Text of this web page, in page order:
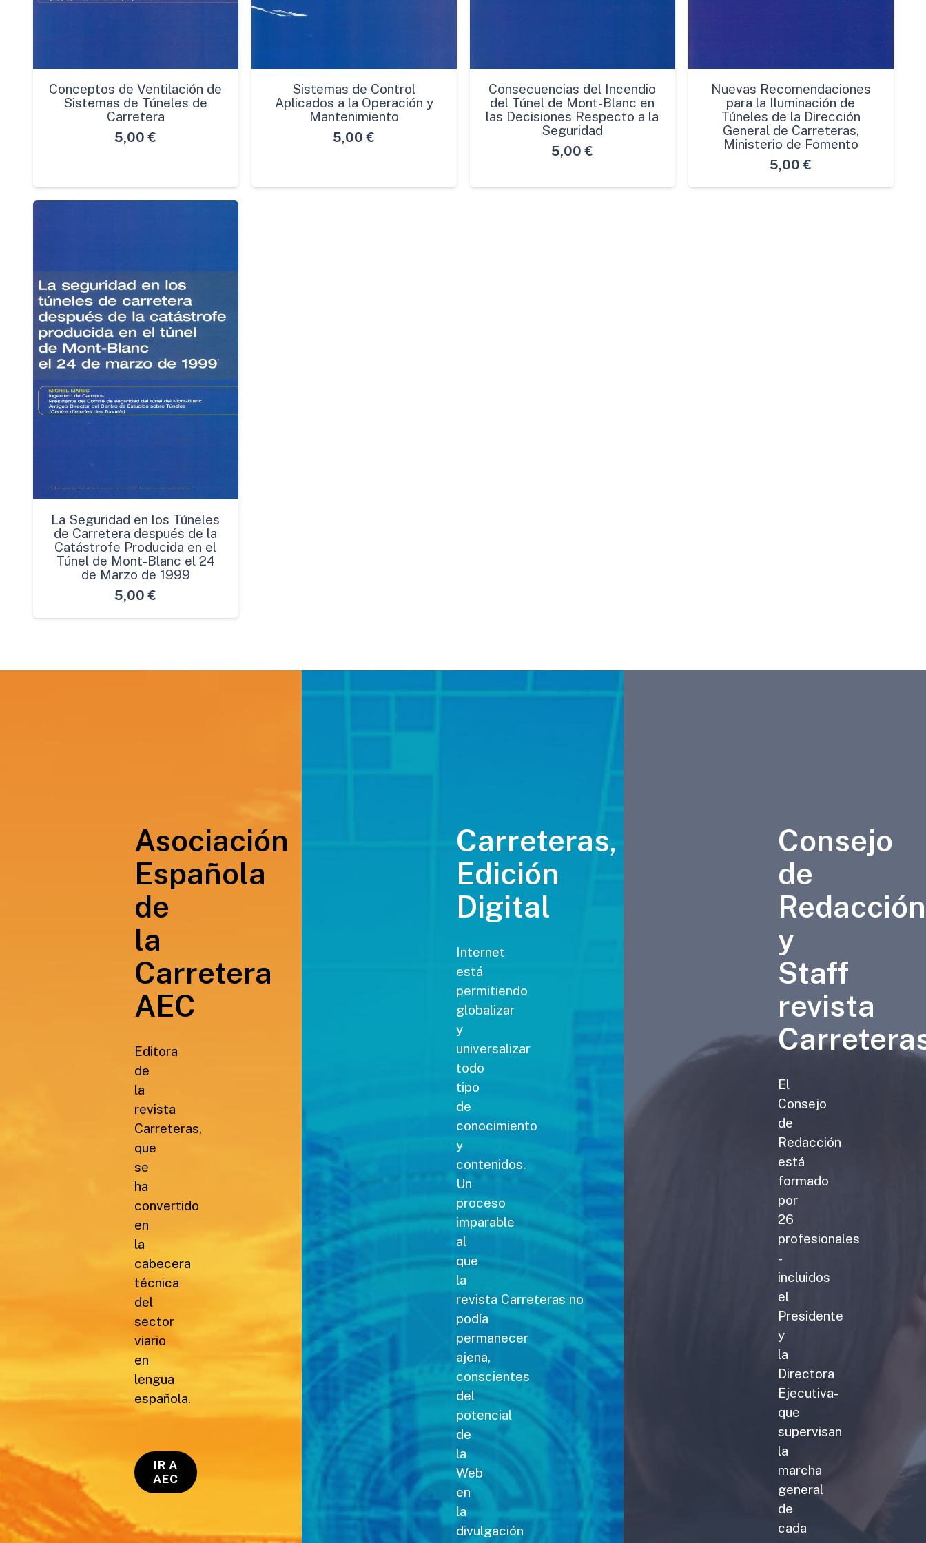
Conceptos de Ventilación de
Sistemas de Túneles de
Carretera
5,00 €
Sistemas de Control
Aplicados a la Operación y
Mantenimiento
5,00 €
Consecuencias del Incendio
del Túnel de Mont-Blanc en
las Decisiones Respecto a la
Seguridad
5,00 €
Nuevas Recomendaciones
para la Iluminación de
Túneles de la Dirección
General de Carreteras,
Ministerio de Fomento
5,00 €
La Seguridad en los Túneles
de Carretera después de la
Catástrofe Producida en el
Túnel de Mont-Blanc el 24
de Marzo de 1999
5,00 €
Asociación
Española
de
la
Carretera
AEC
Editora
de
la
revista
Carreteras,
que
se
ha
convertido
en
la
cabecera
técnica
del
sector
viario
en
lengua
española.
IR A
AEC
Carreteras,
Edición
Digital
Internet
está
permitiendo
globalizar
y
universalizar
todo
tipo
de
conocimiento
y
contenidos.
Un
proceso
imparable
al
que
la
revista Carreteras no
podía
permanecer
ajena,
conscientes
del
potencial
de
la
Web
en
la
divulgación
Consejo
de
Redacción
y
Staff
revista
El
Consejo
de
Redacción
está
formado
por
26
profesionales
-
incluidos
el
Presidente
y
la
Directora
Ejecutiva-
que
supervisan
la
marcha
general
de
cada